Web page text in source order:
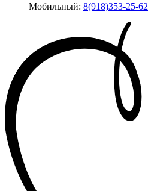
Мобильный: 8(918)353-25-62